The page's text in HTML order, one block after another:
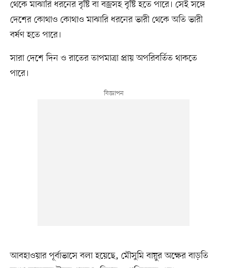
থেকে মাঝারি ধরনের বৃষ্টি বা বজ্রসহ বৃষ্টি হতে পারে। সেই সঙ্গে
দেশের কোথাও কোথাও মাঝারি ধরনের ভারী থেকে অতি ভারী
বর্ষণ হতে পারে।
সারা দেশে দিন ও রাতের তাপমাত্রা প্রায় অপরিবর্তিত থাকতে
পারে।
আবহাওয়ার পূর্বাভাসে বলা হয়েছে, মৌসুমি বায়ুর অক্ষের বাড়তি